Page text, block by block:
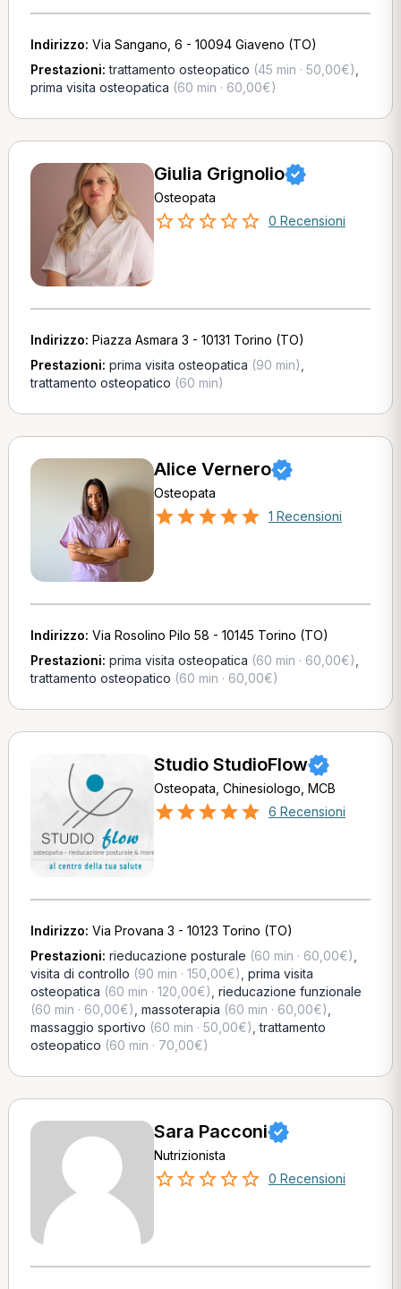
Indirizzo: Via Sangano, 6 - 10094 Giaveno (TO)
Prestazioni:trattamento osteopatico (45 min · 50,00€)
prima visita osteopatica (60 min · 60,00€)
Giulia Grignolio
Osteopata
0 Recensioni
Indirizzo: Piazza Asmara 3 - 10131 Torino (TO)
Prestazioni: prima visita osteopatica (90 min)
trattamento osteopatico (60 min)
Alice Vernero
Osteopata
1 Recensioni
Indirizzo: Via Rosolino Pilo 58 - 10145 Torino (TO)
Prestazioni: prima visita osteopatica (60 min · 60,00€)
trattamento osteopatico (60 min · 60,00€)
Studio StudioFlow
Osteopata, Chinesiologo, MCB
6 Recensioni
Indirizzo: Via Provana 3 - 10123 Torino (TO)
Prestazioni: rieducazione posturale (60 min · 60,00€)
visita di controllo (90 min · 150,00€) prima visita
osteopatica (60 min · 120,00€) rieducazione funzionale
(60 min · 60,00€) massoterapia (60 min · 60,00€)
massaggio sportivo (60 min · 50,00€) ,trattamento
osteopatico (60 min · 70,00€)
Sara Pacconi
Nutrizionista
0 Recensioni